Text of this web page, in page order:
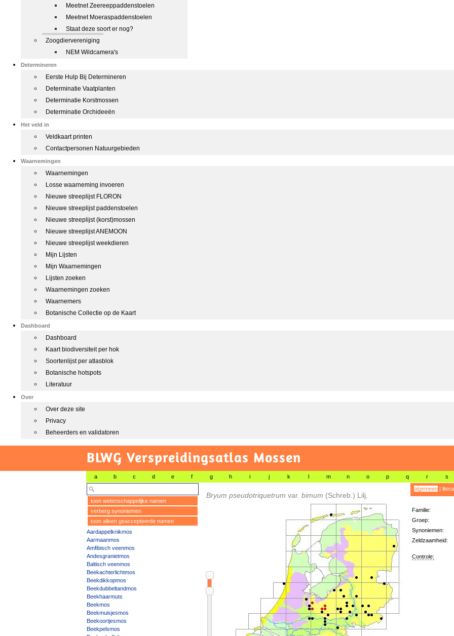
Meetnet Zeereeppaddenstoelen
Meetnet Moeraspaddenstoelen
Staat deze soort er nog?
Zoogdiervereniging
NEM Wildcamera's
Determineren
Eerste Hulp Bij Determineren
Determinatie Vaatplanten
Determinatie Korstmossen
Determinatie Orchideeën
Het veld in
Veldkaart printen
Contactpersonen Natuurgebieden
Waarnemingen
Waarnemingen
Losse waarneming invoeren
Nieuwe streeplijst FLORON
Nieuwe streeplijst paddenstoelen
Nieuwe streeplijst (korst)mossen
Nieuwe streeplijst ANEMOON
Nieuwe streeplijst weekdieren
Mijn Lijsten
Mijn Waarnemingen
Lijsten zoeken
Waarnemingen zoeken
Waarnemers
Botanische Collectie op de Kaart
Dashboard
Dashboard
Kaart biodiversiteit per hok
Soortenlijst per atlasblok
Botanische hotspots
Literatuur
Over
Over deze site
Privacy
Beheerders en validatoren
BLWG Verspreidingsatlas Mossen
a b c d e f g h i j k l m n o p q r s
toon wetenschappelijke namen
verberg synoniemen
toon alleen geaccepteerde namen
Aardappelknikmos
Aarmaanmos
Amfibisch veenmos
Andesgranietmos
Baltisch veenmos
Beekachterlichtmos
Beekdikkopmos
Beekdubbeltandmos
Beekhaarmuts
Beekmos
Beekmuisjesmos
Beekoortjesmos
Beekpelsmos
Bryum pseudotriquetrum var. bimum (Schreb.) Lilj.
algemeen|
Familie:
Groep:
Synoniemen:
Zeldzaamheid:
Controle: